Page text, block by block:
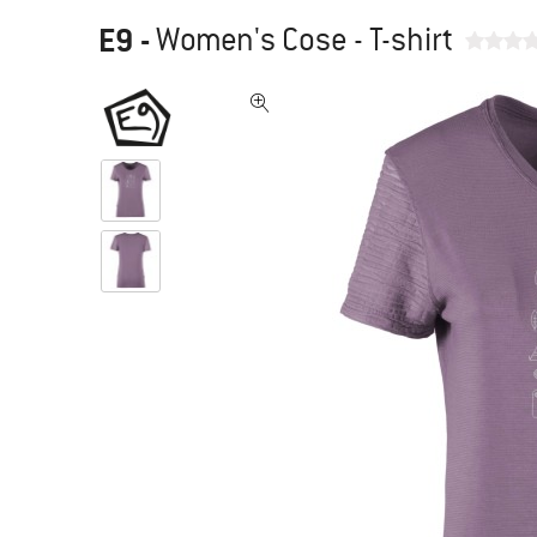
E9 -Women's Cose - T-shirt